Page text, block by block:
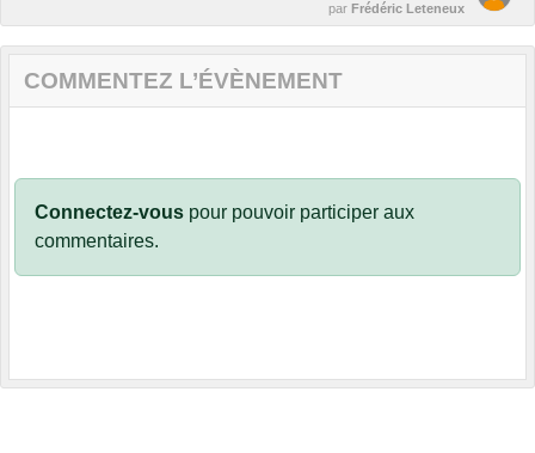
par Frédéric Leteneux
COMMENTEZ L’ÉVÈNEMENT
Connectez-vous pour pouvoir participer aux
commentaires.